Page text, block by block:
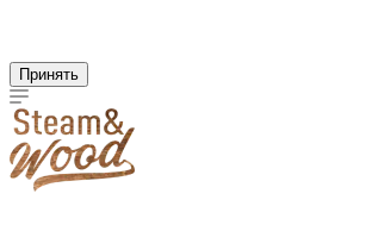
Принять